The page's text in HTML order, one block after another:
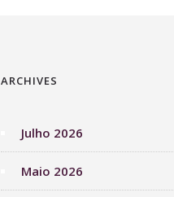
ARCHIVES
Julho 2026
Maio 2026